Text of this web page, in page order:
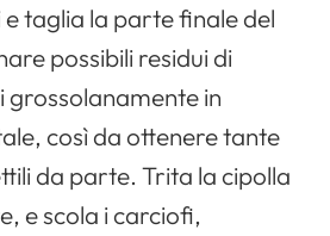
taglia la parte finale del
possibili residui di
in
così da ottenere tante
da parte. Trita la cipolla
e scola i carciofi,